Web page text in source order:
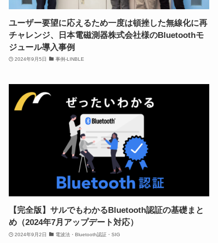
ユーザー要望に応えるため一度は頓挫した無線化に再
チャレンジ、日本電磁測器株式会社様のBluetoothモ
ジュール導入事例
2024年9月5日 事例-LINBLE
【完全版】サルでもわかるBluetooth認証の基礎まと
め（2024年7月アップデート対応）
2024年9月2日 電波法・Bluetooth認証・SIG